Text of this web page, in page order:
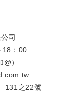
司
18：00
）
131之22號